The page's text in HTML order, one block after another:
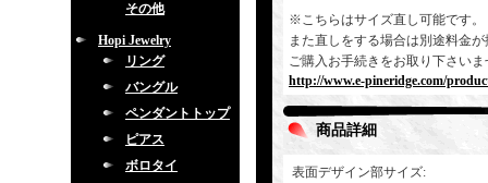
その他
Hopi Jewelry
リング
バングル
ペンダントトップ
ピアス
ボロタイ
※こちらはサイズ直し可能です
また直しをする場合は別途料金
ご購入お手続きをお取り下さいま
http://www.e-pineridge.com/
商品詳細
表面デザイン部サイズ: